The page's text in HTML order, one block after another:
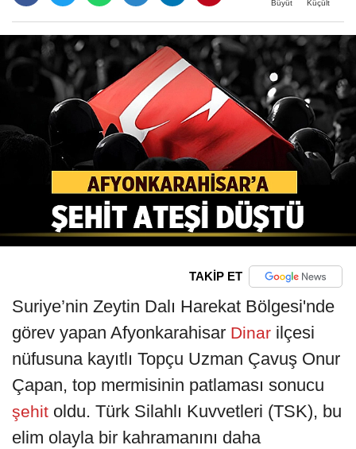
Büyüt Küçült
TAKİP ET
Suriye’nin Zeytin Dalı Harekat Bölgesi'nde
görev yapan Afyonkarahisar Dinar ilçesi
nüfusuna kayıtlı Topçu Uzman Çavuş Onur
Çapan, top mermisinin patlaması sonucu
şehit oldu. Türk Silahlı Kuvvetleri (TSK), bu
elim olayla bir kahramanını daha